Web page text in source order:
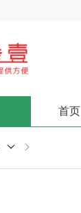
首页